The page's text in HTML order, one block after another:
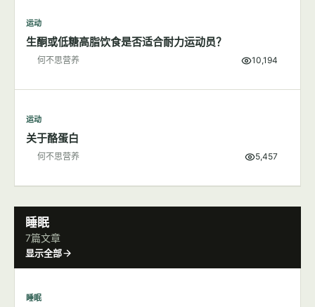
运动
生酮或低糖高脂饮食是否适合耐力运动员？
何不思营养 10,194
运动
关于酪蛋白
何不思营养 5,457
睡眠
7篇文章
显示全部
睡眠